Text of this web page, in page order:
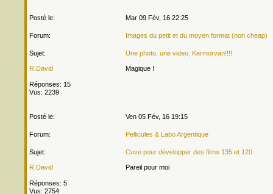
Posté le: Mar 09 Fév, 16 22:25
Forum: Images du petit et du moyen format (non cheap)
Sujet: Une photo, une video, Kermorvan!!!!
R.David
Réponses: 15
Vus: 2239
Magique !
Posté le: Ven 05 Fév, 16 19:15
Forum: Pellicules & Labo Argentique
Sujet: Cuve pour développer des films 135 et 120
R.David
Réponses: 5
Vus: 2754
Pareil pour moi